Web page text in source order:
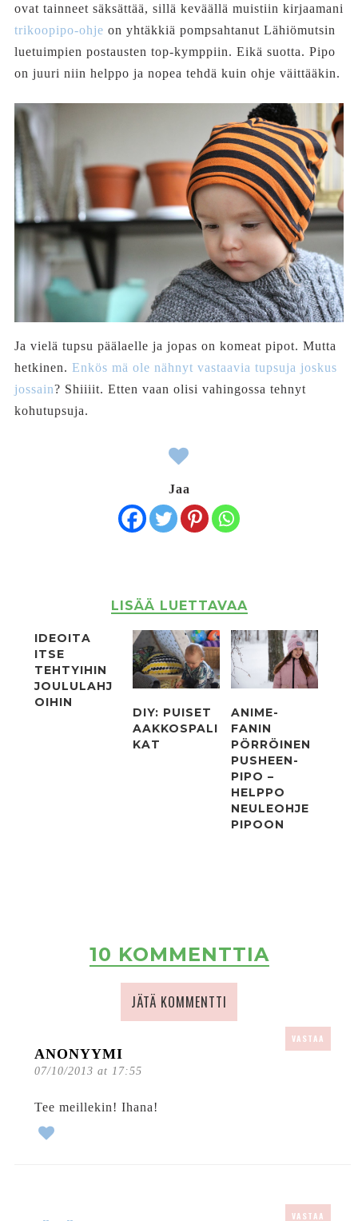
ovat tainneet säksättää, sillä keväällä muistiin kirjaamani
trikoopipo-ohje on yhtäkkiä pompsahtanut Lähiömutsin
luetuimpien postausten top-kymppiin. Eikä suotta. Pipo
on juuri niin helppo ja nopea tehdä kuin ohje väittääkin.
Ja vielä tupsu päälaelle ja jopas on komeat pipot. Mutta
hetkinen. Enkös mä ole nähnyt vastaavia tupsuja joskus
jossain? Shiiiit. Etten vaan olisi vahingossa tehnyt
kohutupsuja.
Jaa
LISÄÄ LUETTAVAA
IDEOITA
ITSE
TEHTYIHIN
JOULULAHJ
OIHIN
DIY: PUISET
AAKKOSPALI
KAT
ANIME-
FANIN
PÖRRÖINEN
PUSHEEN-
PIPO –
HELPPO
NEULEOHJE
PIPOON
10 KOMMENTTIA
JÄTÄ KOMMENTTI
ANONYYMI
07/10/2013 at 17:55
VASTAA
Tee meillekin! Ihana!
VASTAA